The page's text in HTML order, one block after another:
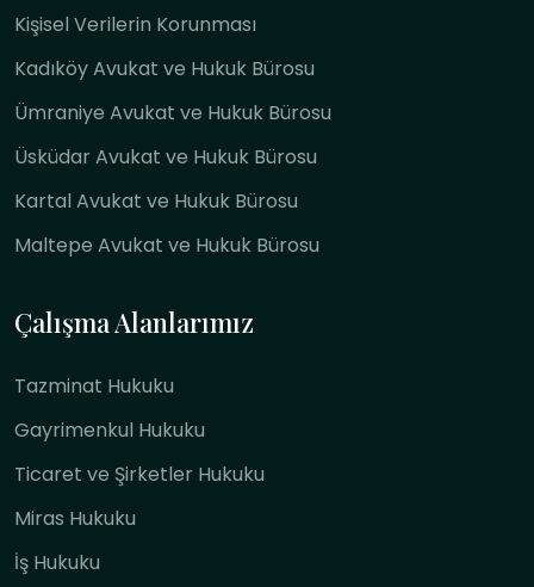
Kişisel Verilerin Korunması
Kadıköy Avukat ve Hukuk Bürosu
Ümraniye Avukat ve Hukuk Bürosu
Üsküdar Avukat ve Hukuk Bürosu
Kartal Avukat ve Hukuk Bürosu
Maltepe Avukat ve Hukuk Bürosu
Çalışma Alanlarımız
Tazminat Hukuku
Gayrimenkul Hukuku
Ticaret ve Şirketler Hukuku
Miras Hukuku
İş Hukuku